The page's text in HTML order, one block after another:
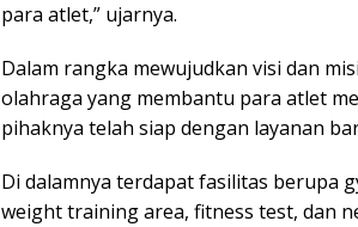
para atlet,” ujarnya.
Dalam rangka mewujudkan visi dan
olahraga yang membantu para atlet
pihaknya telah siap dengan layanan
Di dalamnya terdapat fasilitas berupa
weight training area, fitness test, dan